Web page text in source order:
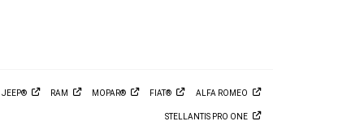
JEEP® RAM MOPAR® FIAT® ALFA ROMEO
STELLANTIS PRO ONE